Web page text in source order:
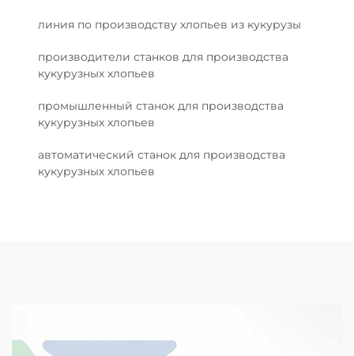
линия по производству хлопьев из кукурузы
производители станков для производства
кукурузных хлопьев
промышленный станок для производства
кукурузных хлопьев
автоматический станок для производства
кукурузных хлопьев